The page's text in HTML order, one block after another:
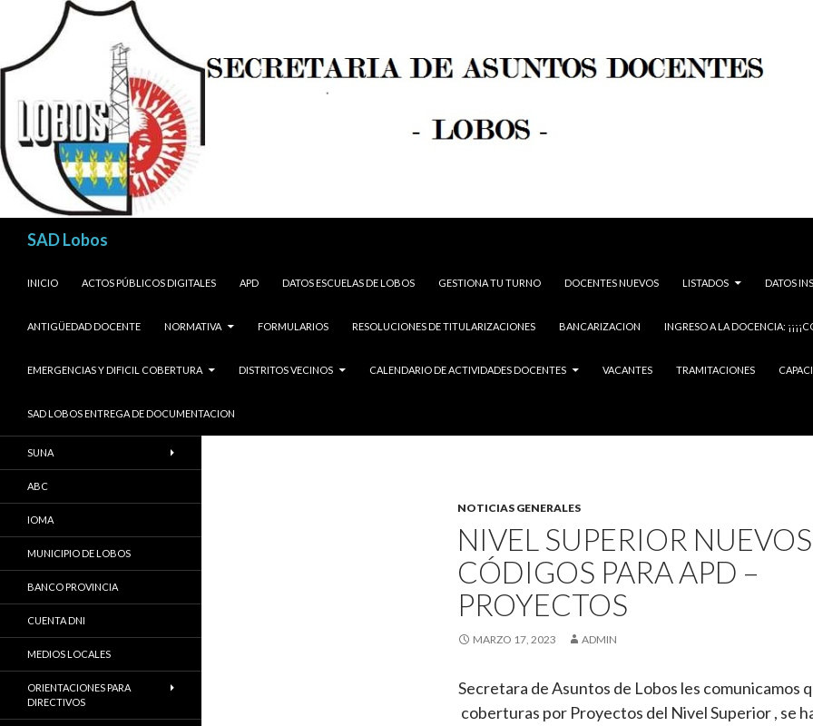
SAD Lobos
INICIO
ACTOS PÚBLICOS DIGITALES APD DATOS ESCUELAS DE LOBOS GESTIONA TU TURNO DOCENTES NUEVOS LISTADOS DATOS
ANTIGÜEDAD DOCENTE NORMATIVA FORMULARIOS RESOLUCIONES DE TITULARIZACIONES BANCARIZACION INGRESO A LA DOCENCIA:
EMERGENCIAS Y DIFICIL COBERTURA DISTRITOS VECINOS CALENDARIO DE ACTIVIDADES DOCENTES VACANTES TRAMITACIONES
SAD LOBOS ENTREGA DE DOCUMENTACION
NOTICIAS GENERALES
NIVEL SUPERIOR NUEVOS
CÓDIGOS PARA APD –
PROYECTOS
MARZO 17, 2023 ADMIN
Secretara de Asuntos de Lobos les comunicamos
coberturas por Proyectos del Nivel Superior , se
SUNA
ABC
IOMA
MUNICIPIO DE LOBOS
BANCO PROVINCIA
CUENTA DNI
MEDIOS LOCALES
ORIENTACIONES PARA
DIRECTIVOS